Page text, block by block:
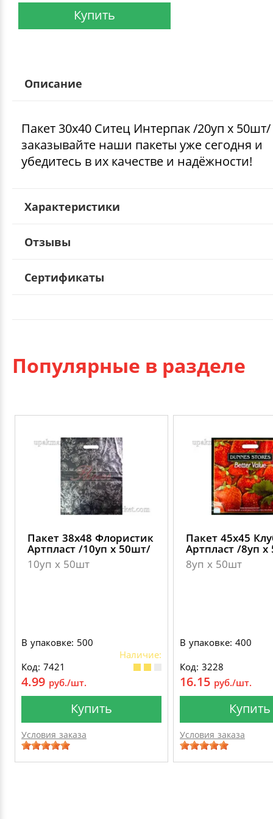
Купить
Описание
Пакет 30х40 Ситец Интерпак /20уп х 50шт/
заказывайте наши пакеты уже сегодня и
убедитесь в их качестве и надёжности!
Характеристики
Отзывы
Сертификаты
Популярные в разделе
Пакет 38х48 Флористик
Артпласт /10уп х 50шт/
10уп х 50шт
В упаковке: 500
Наличие:
Код: 7421
4.99 руб./шт.
Купить
Условия заказа
Пакет 45х45
Артпласт /8уп
8уп х 50шт
В упаковке: 400
Код: 3228
16.15 руб./шт.
Купить
Условия заказа